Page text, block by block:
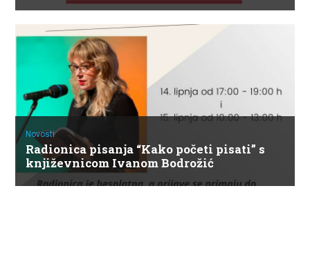
Novosti
Radionica pisanja “Kako početi pisati” s
književnicom Ivanom Bodrožić